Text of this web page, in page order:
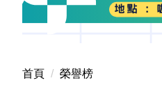
首頁 榮譽榜